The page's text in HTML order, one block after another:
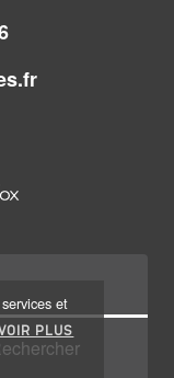
et
PLUS